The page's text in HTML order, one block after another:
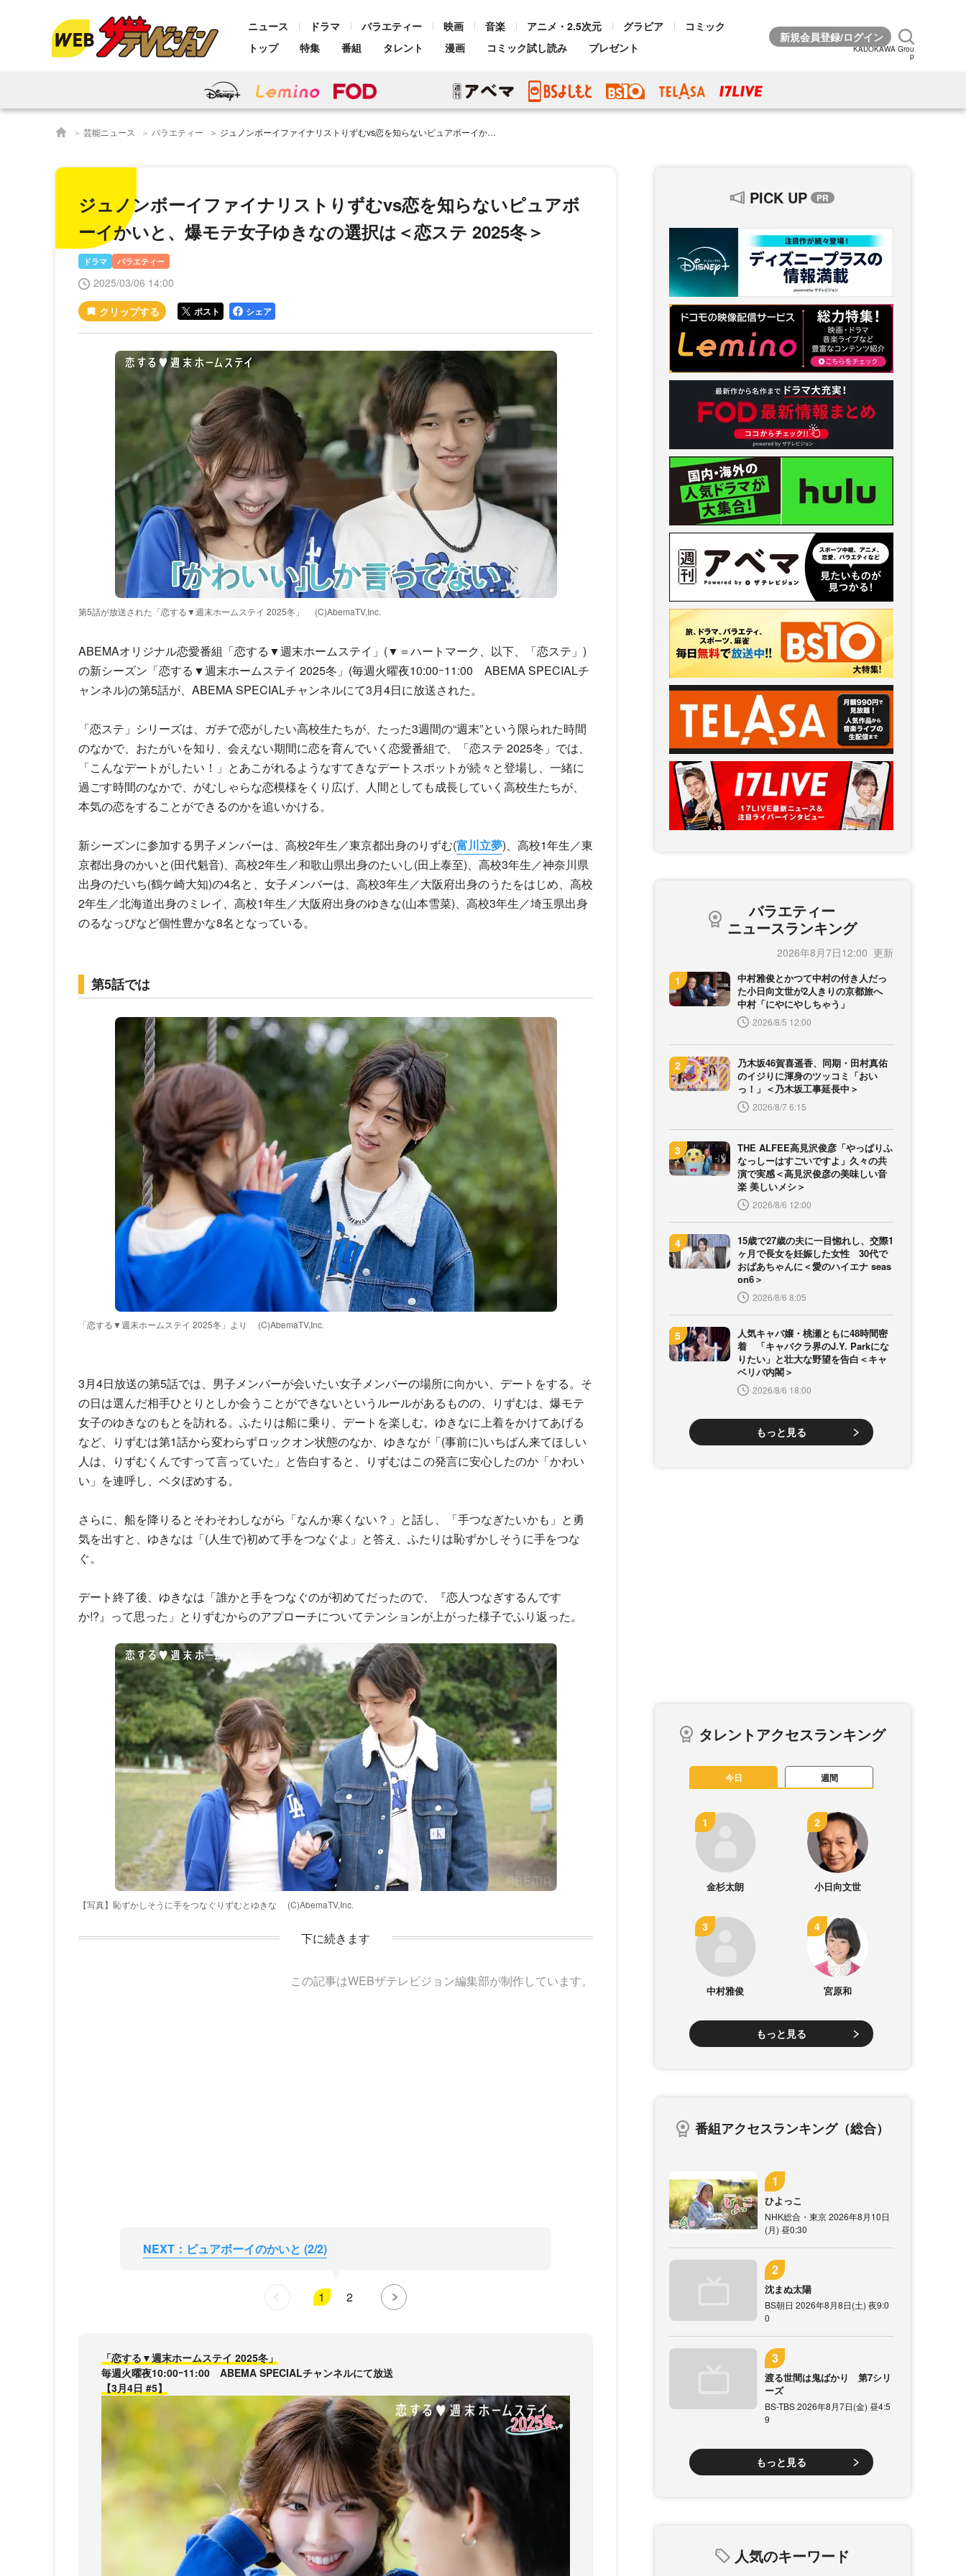
ニュース ドラマ バラエティー 映画 音楽 アニメ・2.5次元 グラビア
コミック
トップ
特集 番組 タレント 漫画 コミック試し読み プレゼント KADOKAWA Grou
p
芸能ニュース バラエティー ジュノンボーイファイナリストりずむvs恋を知らないピュアボーイかいと、爆モテ女子ゆきなの選択は＜恋ステ 2025冬＞
ジュノンボーイファイナリストりずむvs恋を知らないピュアボ
ーイかいと、爆モテ女子ゆきなの選択は＜恋ステ 2025冬＞
ドラマ バラエティー
2025/03/06 14:00
ポスト シェア
第5話が放送された「恋する▼週末ホームステイ 2025冬」 (C)AbemaTV,Inc.
ABEMAオリジナル恋愛番組「恋する▼週末ホームステイ」(▼＝ハートマーク、以下、「恋ステ」)
の新シーズン「恋する▼週末ホームステイ 2025冬」(毎週火曜夜10:00ｰ11:00 ABEMA SPECIALチ
ャンネル)の第5話が、ABEMA SPECIALチャンネルにて3月4日に放送された。
「恋ステ」シリーズは、ガチで恋がしたい高校生たちが、たった3週間の“週末”という限られた時間
のなかで、おたがいを知り、会えない期間に恋を育んでいく恋愛番組で、「恋ステ 2025冬」では、
「こんなデートがしたい！」とあこがれるようなすてきなデートスポットが続々と登場し、一緒に
過ごす時間のなかで、がむしゃらな恋模様をくり広げ、人間としても成長していく高校生たちが、
本気の恋をすることができるのかを追いかける。
新シーズンに参加する男子メンバーは、高校2年生／東京都出身のりずむ(富川立夢)、高校1年生／東
京都出身のかいと(田代魁音)、高校2年生／和歌山県出身のたいし(田上泰至)、高校3年生／神奈川県
出身のだいち(鶴ケ崎大知)の4名と、女子メンバーは、高校3年生／大阪府出身のうたをはじめ、高校
2年生／北海道出身のミレイ、高校1年生／大阪府出身のゆきな(山本雪菜)、高校3年生／埼玉県出身
のるなっぴなど個性豊かな8名となっている。
第5話では
「恋する▼週末ホームステイ 2025冬」より (C)AbemaTV,Inc.
3月4日放送の第5話では、男子メンバーが会いたい女子メンバーの場所に向かい、デートをする。そ
の日は選んだ相手ひとりとしか会うことができないというルールがあるものの、りずむは、爆モテ
女子のゆきなのもとを訪れる。ふたりは船に乗り、デートを楽しむ。ゆきなに上着をかけてあげる
など、りずむは第1話から変わらずロックオン状態のなか、ゆきなが「(事前に)いちばん来てほしい
人は、りずむくんですって言っていた」と告白すると、りずむはこの発言に安心したのか「かわい
い」を連呼し、ベタぼめする。
さらに、船を降りるとそわそわしながら「なんか寒くない？」と話し、「手つなぎたいかも」と勇
気を出すと、ゆきなは「(人生で)初めて手をつなぐよ」と答え、ふたりは恥ずかしそうに手をつな
ぐ。
デート終了後、ゆきなは「誰かと手をつなぐのが初めてだったので、『恋人つなぎするんです
か!?』って思った」とりずむからのアプローチについてテンションが上がった様子でふり返った。
【写真】恥ずかしそうに手をつなぐりずむとゆきな (C)AbemaTV,Inc.
下に続きます
この記事はWEBザテレビジョン編集部が制作しています。
NEXT：ピュアボーイのかいと (2/2)
1 2
「恋する▼週末ホームステイ 2025冬」
毎週火曜夜10:00ｰ11:00 ABEMA SPECIALチャンネルにて放送
【3月4日 #5】
PICK UP
バラエティー
ニュースランキング
2026年8月7日12:00
中村雅俊とかつて中村の付き人だっ
た小日向文世が2人きりの京都旅へ
中村「にやにやしちゃう」
2026/8/5 12:00
乃木坂46賀喜遥香、同期・田村真佑
のイジりに渾身のツッコミ「おい
っ！」＜乃木坂工事延長中＞
2026/8/7 6:15
THE ALFEE高見沢俊彦「やっぱりふ
なっしーはすごいですよ」久々の共
演で実感＜高見沢俊彦の美味しい音
楽 美しいメシ＞
2026/8/6 12:00
15歳で27歳の夫に一目惚れし、交際1
ヶ月で長女を妊娠した女性 30代で
おばあちゃんに＜愛のハイエナ seas
on6＞
2026/8/6 8:05
人気キャバ嬢・桃瀬ともに48時間密
着 「キャバクラ界のJ.Y. Parkにな
りたい」と壮大な野望を告白＜キャ
ベリバ内閣＞
2026/8/6 18:00
もっと見る
タレントアクセスランキング
今日 週間
金杉太朗 小日向文世
中村雅俊 宮原和
もっと見る
番組アクセスランキング（総合）
ひよっこ
NHK総合・東京 2026年8月10日
(月) 昼0:30
沈まぬ太陽
BS朝日 2026年8月8日(土) 夜9:0
0
渡る世間は鬼ばかり 第7シリ
ーズ
BS-TBS 2026年8月7日(金) 昼4:5
9
もっと見る
人気のキーワード